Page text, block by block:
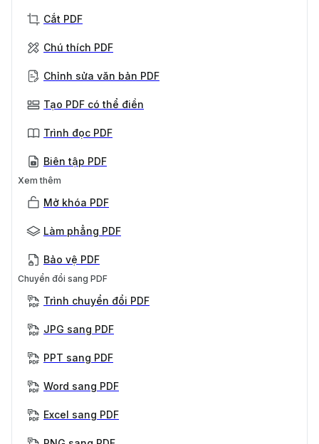
Cắt PDF
Chú thích PDF
Chỉnh sửa văn bản PDF
Tạo PDF có thể điền
Trình đọc PDF
Biên tập PDF
Xem thêm
Mở khóa PDF
Làm phẳng PDF
Bảo vệ PDF
Chuyển đổi sang PDF
Trình chuyển đổi PDF
JPG sang PDF
PPT sang PDF
Word sang PDF
Excel sang PDF